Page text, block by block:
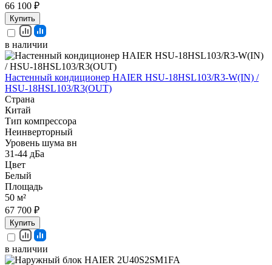
66 100 ₽
Купить
в наличии
Настенный кондиционер HAIER HSU-18HSL103/R3-W(IN) /
HSU-18HSL103/R3(OUT)
Страна
Китай
Тип компрессора
Неинверторный
Уровень шума вн
31-44 дБа
Цвет
Белый
Площадь
50 м²
67 700 ₽
Купить
в наличии